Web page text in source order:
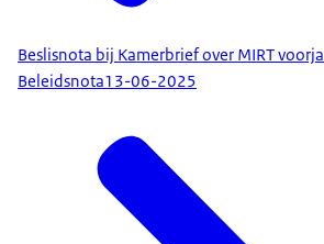
Beslisnota bij Kamerbrief over MIRT
Beleidsnota13-06-2025